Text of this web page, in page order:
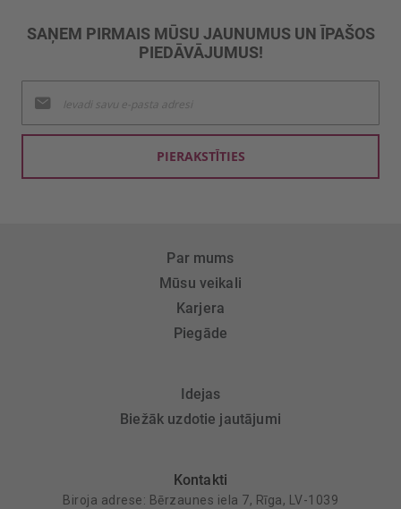
SAŅEM PIRMAIS MŪSU JAUNUMUS UN ĪPAŠOS
PIEDĀVĀJUMUS!
jaunumu
saņemšanai:
PIERAKSTĪTIES
Par mums
Mūsu veikali
Karjera
Piegāde
Idejas
Biežāk uzdotie jautājumi
Kontakti
Biroja adrese: Bērzaunes iela 7, Rīga, LV-1039